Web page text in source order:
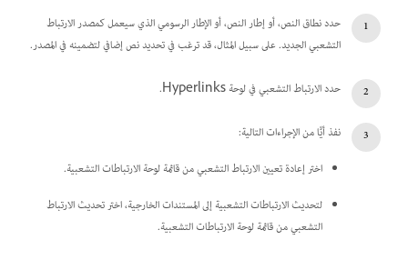
حدد نطاق النص، أو إطار النص، أو الإطار الرسومي الذي سيعمل كمصدر الارتباط
التشعبي الجديد. على سبيل المثال، قد ترغب في تحديد نص إضافي لتضمينه في المصدر.
حدد الارتباط التشعبي في لوحة Hyperlinks.
‏‫نفذ أيًّا من الإجراءات التالية:‬
اختر إعادة تعيين الارتباط التشعبي من قائمة لوحة الارتباطات التشعبية.
لتحديث الارتباطات التشعبية إلى المستندات الخارجية، اختر تحديث الارتباط
التشعبي من قائمة لوحة الارتباطات التشعبية.